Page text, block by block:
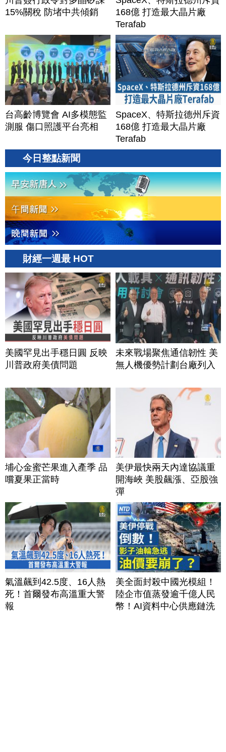
15%關稅 防堵中共傾銷
168億 打造最大晶片廠
Terafab
台高齡博覽會 AI多模態監
測服 傷口照護平台亮相
SpaceX、特斯拉德州斥資
168億 打造最大晶片廠
Terafab
今日整點新聞
財經一週最 HOT
美國罕見出手穩日圓 反映
川普政府美債問題
未來戰場聚焦通信韌性 美
無人機優勢計劃台廠列入
埔心金蜜芒果進入產季 品
嚐夏果正當時
美伊最快兩天內達協議重
開海峽 美股飆漲、亞股強
彈
氣溫飆到42.5度、16人熱
死！首爾發布高溫重大警
報
美全面封殺中國光模組！
陸企市值蒸發逾千億人民
幣！AI資料中心供應鏈洗